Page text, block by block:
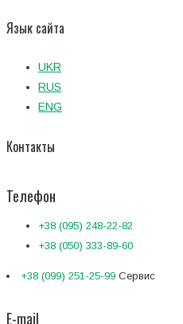
Язык сайта
UKR
RUS
ENG
Контакты
Телефон
+38 (095) 248-22-82
+38 (050) 333-89-60
+38 (099) 251-25-99 Сервис
E-mail